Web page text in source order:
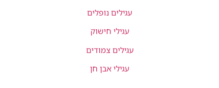
עגילים נופלים
עגילי חישוק
עגילים צמודים
עגילי אבן חן